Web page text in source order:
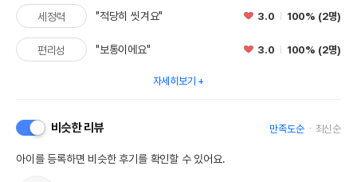
세정력 "적당히 씻겨요" 3.0 100% (2명)
편리성 "보통이에요" 3.0 100% (2명)
자세히보기
비슷한 리뷰 만족도순 최신순
아이를 등록하면 비슷한 후기를 확인할 수 있어요.